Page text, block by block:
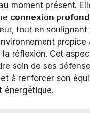
moment présent.
connexion
tout en soulignant
propice
la réflexion. Cet
soin de ses
à renforcer son
énergétique.